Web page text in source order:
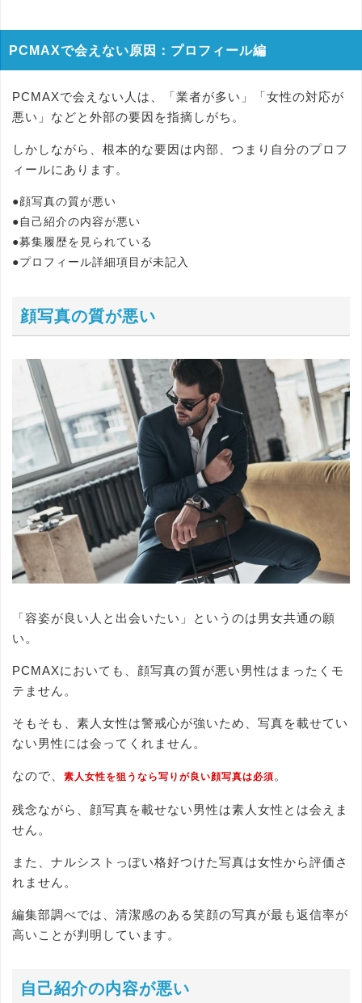
PCMAXで会えない原因：プロフィール編
PCMAXで会えない人は、「業者が多い」「女性の対応が
悪い」などと外部の要因を指摘しがち。
しかしながら、根本的な要因は内部、つまり自分のプロフ
ィールにあります。
●顔写真の質が悪い
●自己紹介の内容が悪い
●募集履歴を見られている
●プロフィール詳細項目が未記入
顔写真の質が悪い
「容姿が良い人と出会いたい」というのは男女共通の願
い。
PCMAXにおいても、顔写真の質が悪い男性はまったくモ
テません。
そもそも、素人女性は警戒心が強いため、写真を載せてい
ない男性には会ってくれません。
なので、 素人女性を狙うなら写りが良い顔写真は必須 。
残念ながら、顔写真を載せない男性は素人女性とは会えま
せん。
また、ナルシストっぽい格好つけた写真は女性から評価さ
れません。
編集部調べでは、清潔感のある笑顔の写真が最も返信率が
高いことが判明しています。
自己紹介の内容が悪い